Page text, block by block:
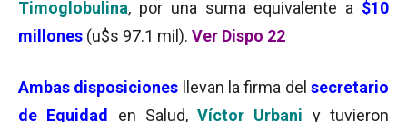
Timoglobulina, por una suma equivalente a $10
millones (u$s 97.1 mil). Ver Dispo 22
Ambas disposiciones llevan la firma delsecretario
de Equidad en Salud,Víctor Urbani y tuvieron